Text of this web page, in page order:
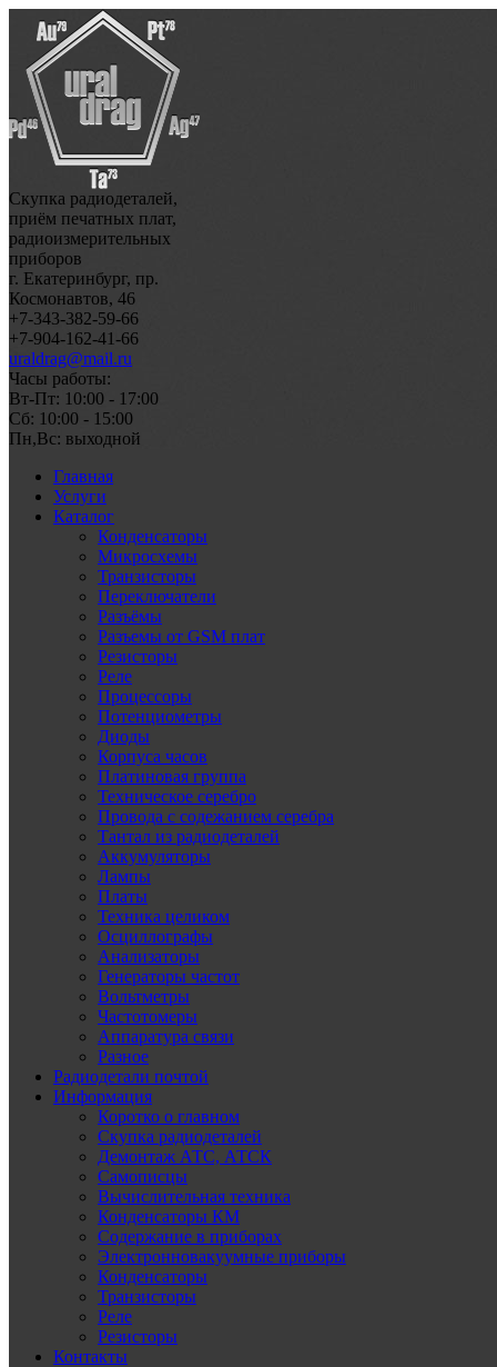
Скупка радиодеталей,
приём печатных плат,
радиоизмерительных
приборов
г. Екатеринбург, пр.
Космонавтов, 46
+7-343-382-59-66
+7-904-162-41-66
uraldrag@mail.ru
Часы работы:
Вт-Пт: 10:00 - 17:00
Сб: 10:00 - 15:00
Пн,Вс: выходной
Главная
Услуги
Каталог
Конденсаторы
Микросхемы
Транзисторы
Переключатели
Разъёмы
Разъемы от GSM плат
Резисторы
Реле
Процессоры
Потенциометры
Диоды
Корпуса часов
Платиновая группа
Техническое серебро
Провода с содежанием серебра
Тантал из радиодеталей
Аккумуляторы
Лампы
Платы
Техника целиком
Осциллографы
Анализаторы
Генераторы частот
Вольтметры
Частотомеры
Аппаратура связи
Разное
Радиодетали почтой
Информация
Коротко о главном
Скупка радиодеталей
Демонтаж АТС, АТСК
Самописцы
Вычислительная техника
Конденсаторы КМ
Содержание в приборах
Электронновакуумные приборы
Конденсаторы
Транзисторы
Реле
Резисторы
Контакты